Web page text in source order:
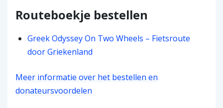
Routeboekje bestellen
Greek Odyssey On Two Wheels – Fietsroute
door Griekenland
Meer informatie over het bestellen en
donateursvoordelen